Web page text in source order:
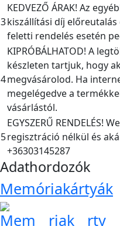
3
KEDVEZŐ ÁRAK! Az
kiszállítási díj előreutalás
feletti rendelés esetén
4
KIPRÓBÁLHATOD! A
készleten tartjuk, hogy
megvásárolod. Ha
megelégedve a
vásárlástól.
5
EGYSZERŰ RENDELÉS!
regisztráció nélkül és
+36303145287
Adathordozók
Memóriakártyák